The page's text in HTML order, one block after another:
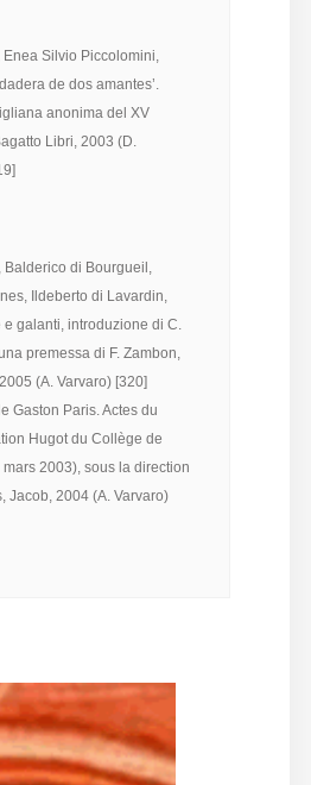
Silvio Piccolomini,
de dos amantes’.
anonima del XV
Libri, 2003 (D.
Balderico di Bourgueil,
Ildeberto di Lavardin,
galanti, introduzione di C.
premessa di F. Zambon,
(A. Varvaro) [320]
Gaston Paris. Actes du
Hugot du Collège de
mars 2003), sous la direction
Jacob, 2004 (A. Varvaro)